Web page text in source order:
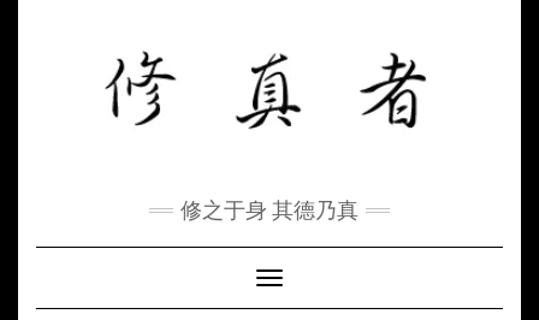
修之于身 其德乃真
Toggle Navigation